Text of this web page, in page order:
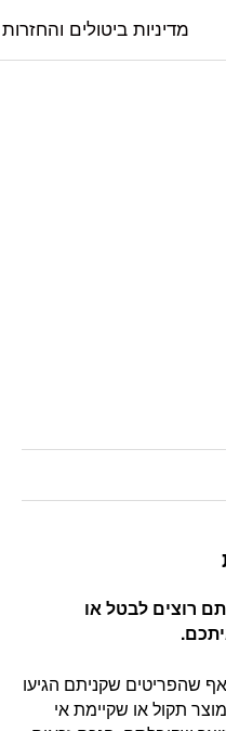
מדיניות ביטולים והחזרות
רוצים לבטל או
.
שהפריטים שקניתם הגיעו
תקול או שקיימת אי